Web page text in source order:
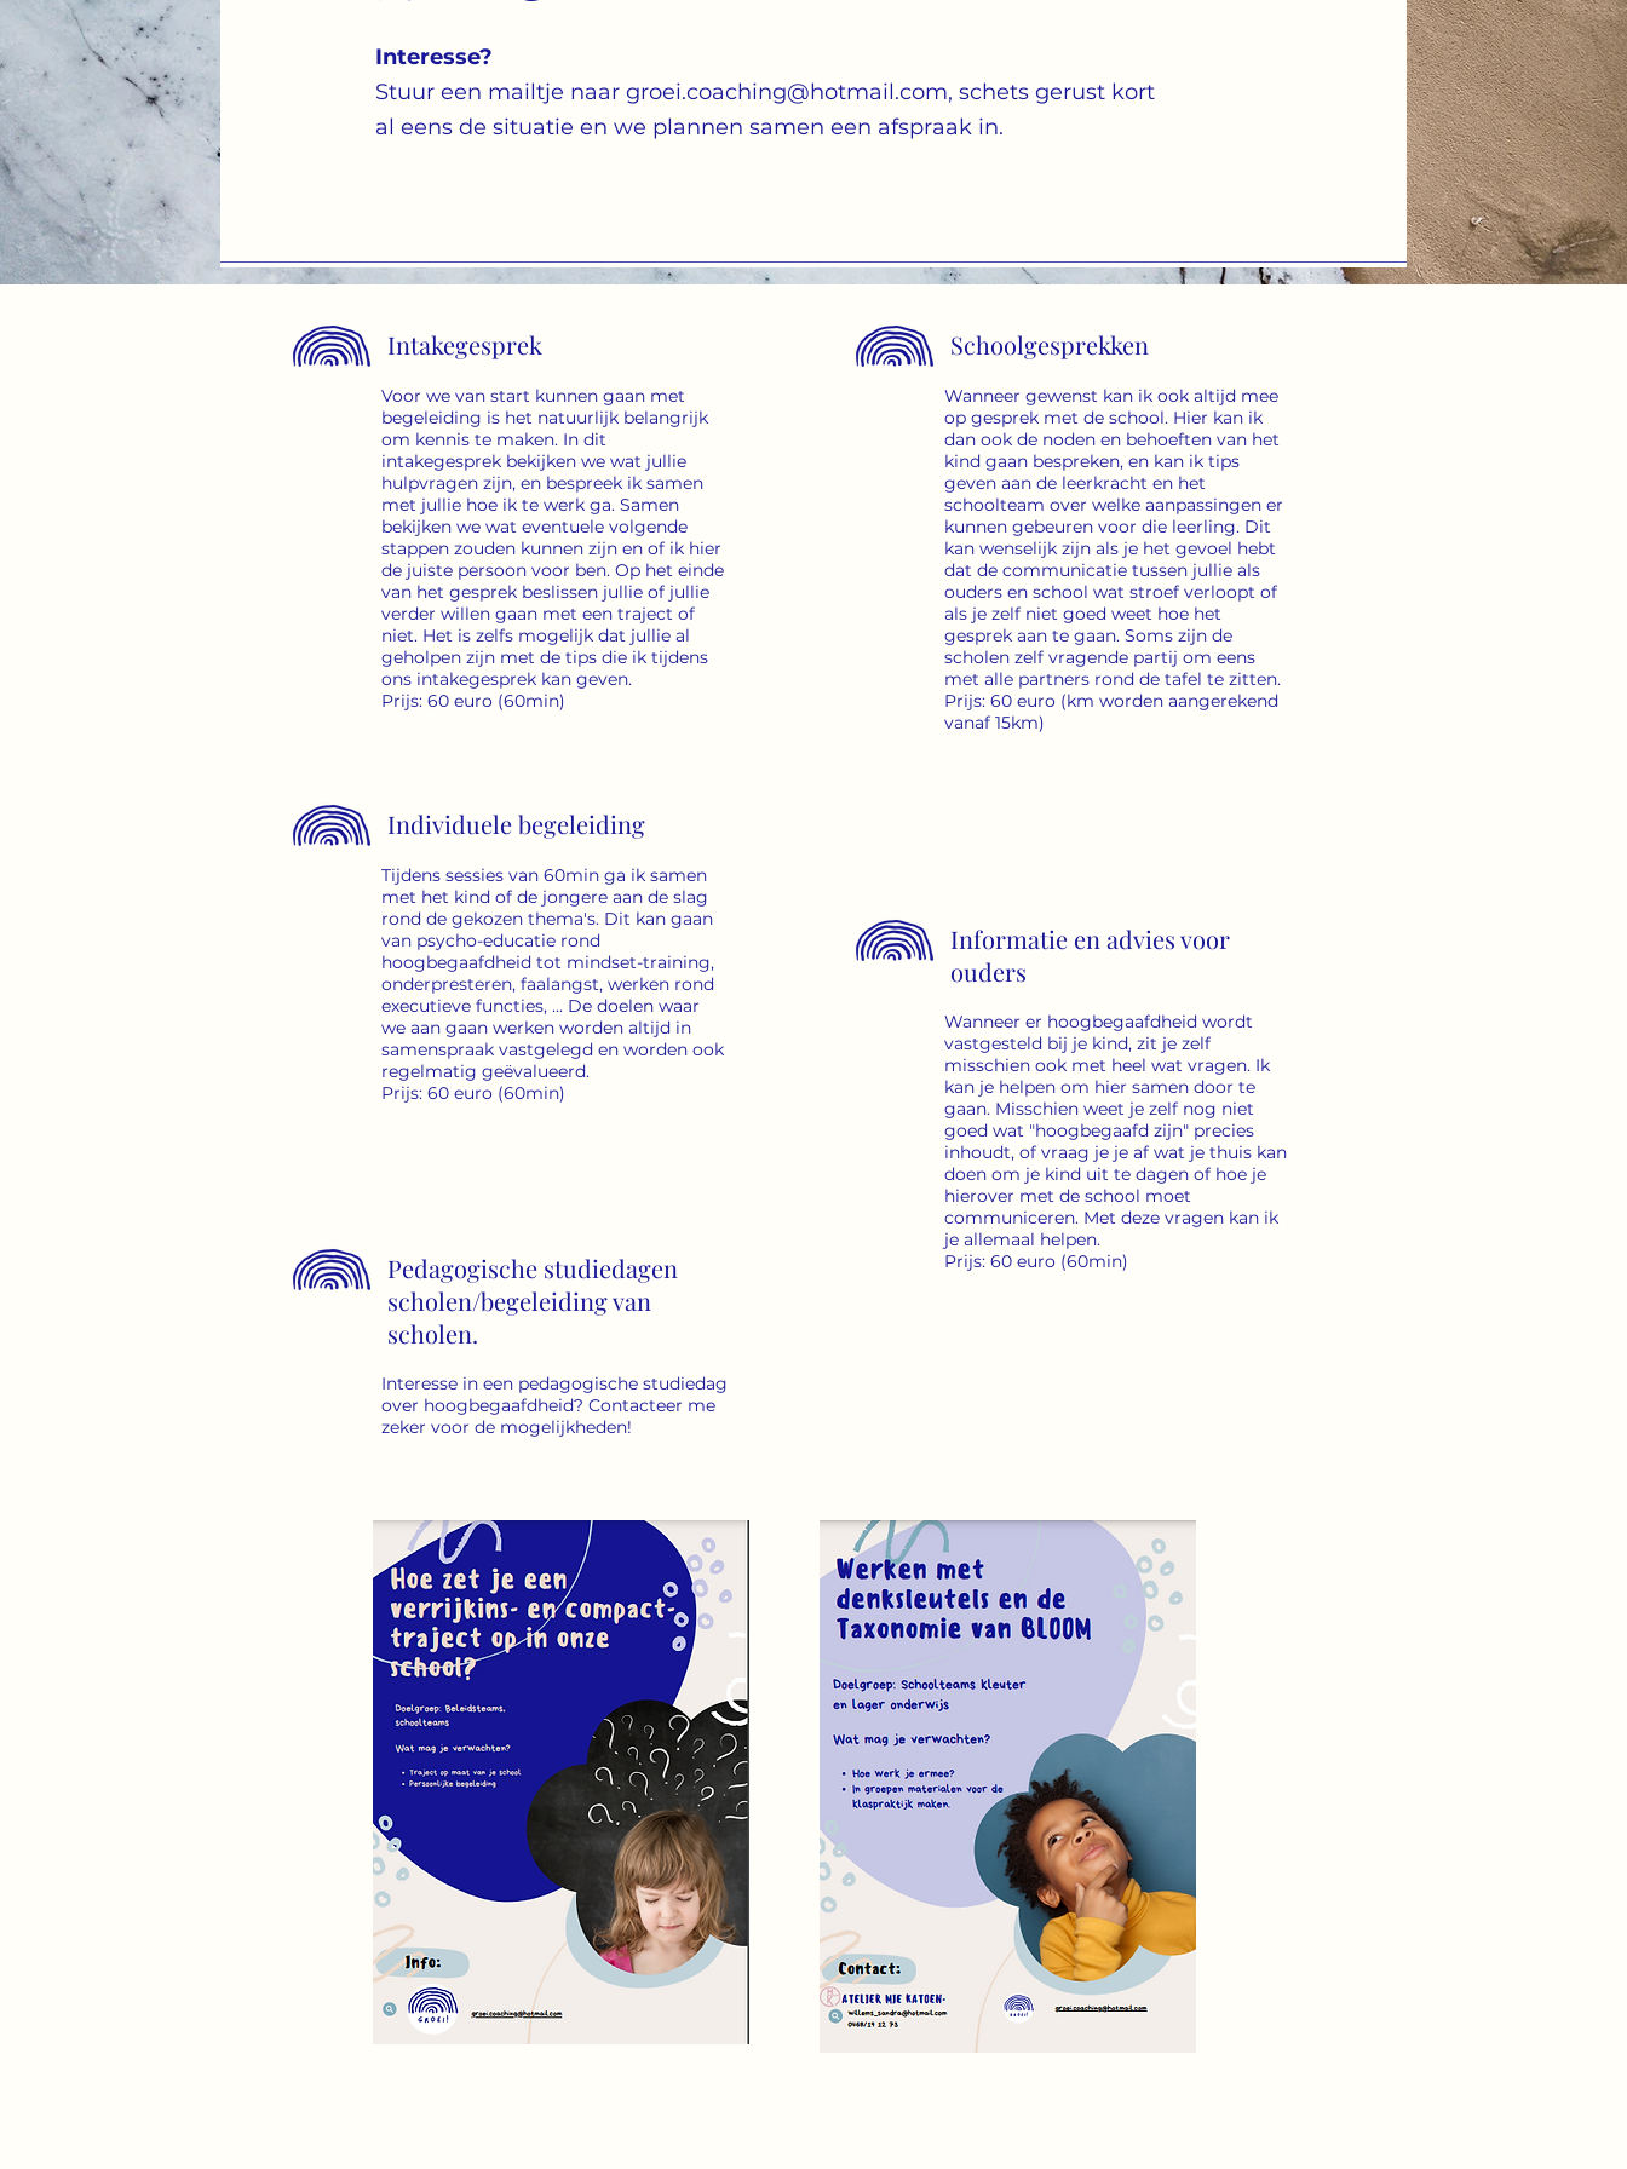
Interesse?
Stuur een mailtje naar groei.coaching@hotmail.com, schets gerust kort
al eens de situatie en we plannen samen een afspraak in.
Intakegesprek
Voor we van start kunnen gaan met
begeleiding is het natuurlijk belangrijk
om kennis te maken. In dit
intakegesprek bekijken we wat jullie
hulpvragen zijn, en bespreek ik samen
met jullie hoe ik te werk ga. Samen
bekijken we wat eventuele volgende
stappen zouden kunnen zijn en of ik hier
de juiste persoon voor ben. Op het einde
van het gesprek beslissen jullie of jullie
verder willen gaan met een traject of
niet. Het is zelfs mogelijk dat jullie al
geholpen zijn met de tips die ik tijdens
ons intakegesprek kan geven.
Prijs: 60 euro (60min)
Individuele begeleiding
Tijdens sessies van 60min ga ik samen
met het kind of de jongere aan de slag
rond de gekozen thema's. Dit kan gaan
van psycho-educatie rond
hoogbegaafdheid tot mindset-training,
onderpresteren, faalangst, werken rond
executieve functies, ... De doelen waar
we aan gaan werken worden altijd in
samenspraak vastgelegd en worden ook
regelmatig geëvalueerd.
Prijs: 60 euro (60min)
Pedagogische studiedagen
scholen/begeleiding van
scholen.
Interesse in een pedagogische studiedag
over hoogbegaafdheid? Contacteer me
zeker voor de mogelijkheden!
Schoolgesprekken
Wanneer gewenst kan ik ook altijd mee
op gesprek met de school. Hier kan ik
dan ook de noden en behoeften van het
kind gaan bespreken, en kan ik tips
geven aan de leerkracht en het
schoolteam over welke aanpassingen er
kunnen gebeuren voor die leerling. Dit
kan wenselijk zijn als je het gevoel hebt
dat de communicatie tussen jullie als
ouders en school wat stroef verloopt of
als je zelf niet goed weet hoe het
gesprek aan te gaan. Soms zijn de
scholen zelf vragende partij om eens
met alle partners rond de tafel te zitten.
Prijs: 60 euro (km worden aangerekend
vanaf 15km)
Informatie en advies voor
ouders
Wanneer er hoogbegaafdheid wordt
vastgesteld bij je kind, zit je zelf
misschien ook met heel wat vragen. Ik
kan je helpen om hier samen door te
gaan. Misschien weet je zelf nog niet
goed wat "hoogbegaafd zijn" precies
inhoudt, of vraag je je af wat je thuis kan
doen om je kind uit te dagen of hoe je
hierover met de school moet
communiceren. Met deze vragen kan ik
je allemaal helpen.
Prijs: 60 euro (60min)